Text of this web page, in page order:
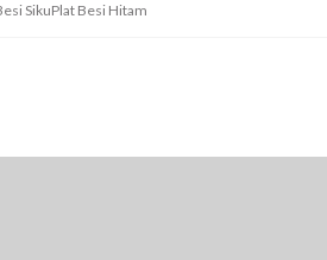
SikuPlat Besi Hitam